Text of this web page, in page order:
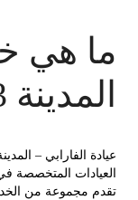
هي
3؟
الفارابي – المدينة 3 في
المتخصصة فيالطب
مجموعة من الخدمات